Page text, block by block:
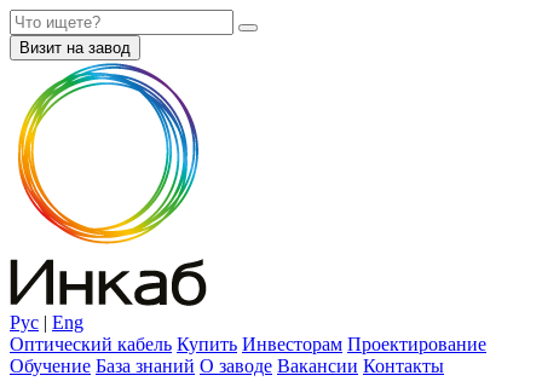
Визит на завод
Рус | Eng
Оптический кабель Купить Инвесторам Проектирование
Обучение База знаний О заводе Вакансии Контакты